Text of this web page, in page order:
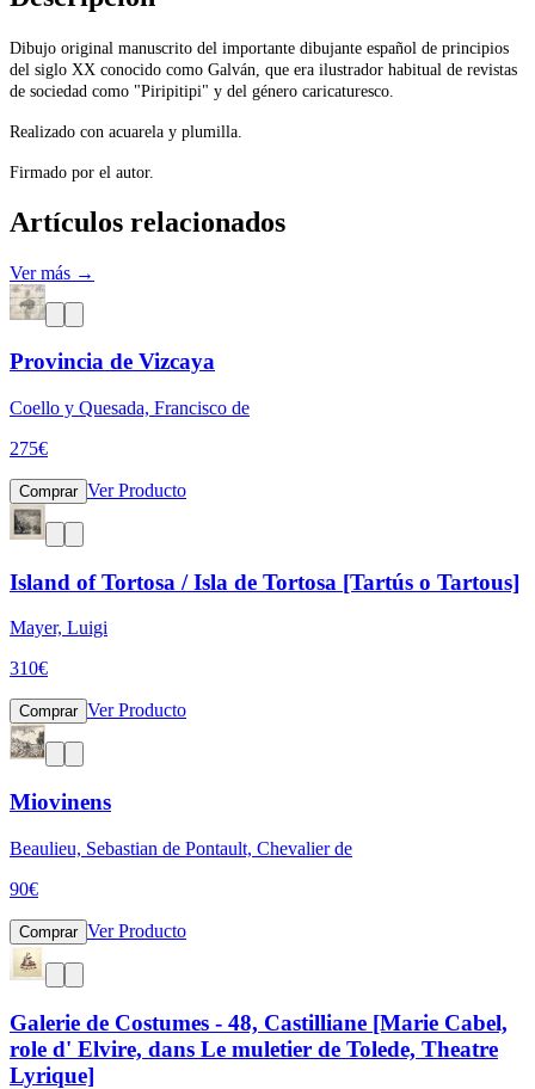
Dibujo original manuscrito del importante dibujante español de principios
del siglo XX conocido como Galván, que era ilustrador habitual de revistas
de sociedad como "Piripitipi" y del género caricaturesco.
Realizado con acuarela y plumilla.
Firmado por el autor.
Artículos relacionados
Ver más →
Provincia de Vizcaya
Coello y Quesada, Francisco de
275€
Comprar Ver Producto
Island of Tortosa / Isla de Tortosa [Tartús o Tartous]
Mayer, Luigi
310€
Comprar Ver Producto
Miovinens
Beaulieu, Sebastian de Pontault, Chevalier de
90€
Comprar Ver Producto
Galerie de Costumes - 48, Castilliane [Marie Cabel,
role d' Elvire, dans Le muletier de Tolede, Theatre
Lyrique]